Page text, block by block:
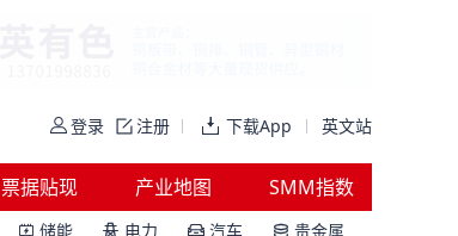
登录 注册 下载App 英文站
票据贴现 产业地图 SMM指数
 储能  电力  汽车  贵金属